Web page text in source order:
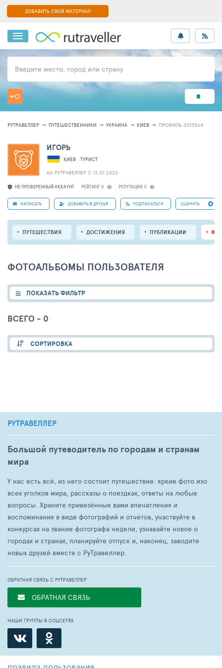
ДОБАВИТЬ СВОЙ МАТЕРИАЛ
Введите место, город или страну
РУТРАВЕЛЛЕР ПУТЕШЕСТВЕННИКИ УКРАИНА КИЕВ ПРОФИЛЬ 2013564
НЕ ПРОВЕРЕННЫЙ АККАУНТ РЕЙТИНГ 0 РЕПУТАЦИЯ 0
ИГОРЬ
КИЕВ
ТУРИСТ
НА РУТРАВЕЛЛЕР C 13.07.2020
НАПИСАТЬ ДОБАВИТЬ В ДРУЗЬЯ ПОДПИСАТЬСЯ ОЦЕНИТЬ
ПУТЕШЕСТВИЯ ДОСТИЖЕНИЯ ПУБЛИКАЦИИ
ФОТОАЛЬБОМЫ ПОЛЬЗОВАТЕЛЯ
ПОКАЗАТЬ ФИЛЬТР
ВСЕГО - 0
СОРТИРОВКА
РУТРАВЕЛЛЕР
Большой путеводитель по городам и странам
мира
У нас есть всё, из чего состоит путешествие: яркие фото изо
всех уголков мира, рассказы о поездках, ответы на любые
вопросы. Храните привезённые вами впечатления и
воспоминания в виде фотографий и отчётов, участвуйте в
конкурсах на звание фотографа недели, узнавайте новое о
городах и странах, планируйте отпуск и, наконец, заводите
новых друзей вместе с РуТравеллер.
ОБРАТНАЯ СВЯЗЬ С РУТРАВЕЛЛЕР
ОБРАТНАЯ СВЯЗЬ
НАШИ ГРУППЫ В СОЦСЕТЯХ